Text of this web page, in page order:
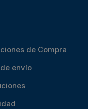
de Compra
envío